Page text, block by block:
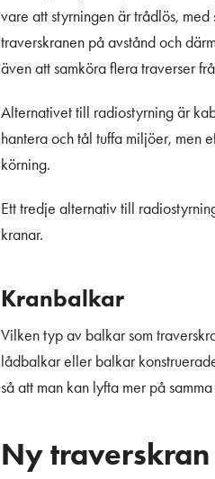
vare att styrningen är trådlös,
traverskranen på avstånd och
även att samköra flera traverser
Alternativet till radiostyrning är
hantera och tål tuffa miljöer, men
körning.
Ett tredje alternativ till
kranar.
Kranbalkar
Vilken typ av balkar som
lådbalkar eller balkar
så att man kan lyfta mer på
Ny